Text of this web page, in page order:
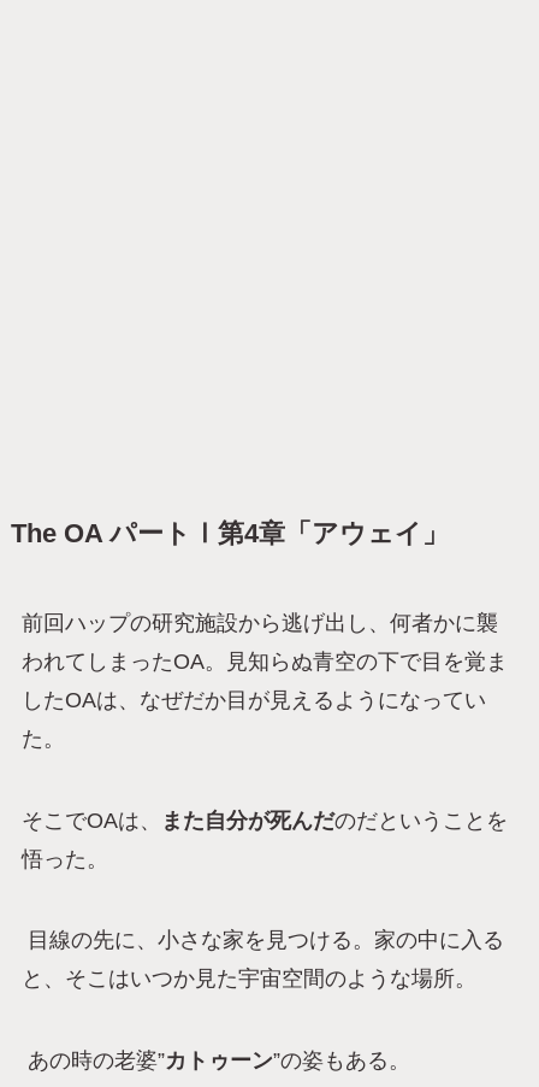
The OA パートⅠ第4章「アウェイ」
前回ハップの研究施設から逃げ出し、何者かに襲
われてしまったOA。見知らぬ青空の下で目を覚ま
したOAは、なぜだか目が見えるようになってい
た。
そこでOAは、 また自分が死んだのだということを
悟った。
目線の先に、小さな家を見つける。家の中に入る
と、そこはいつか見た宇宙空間のような場所。
あの時の老婆”カトゥーン”の姿もある。